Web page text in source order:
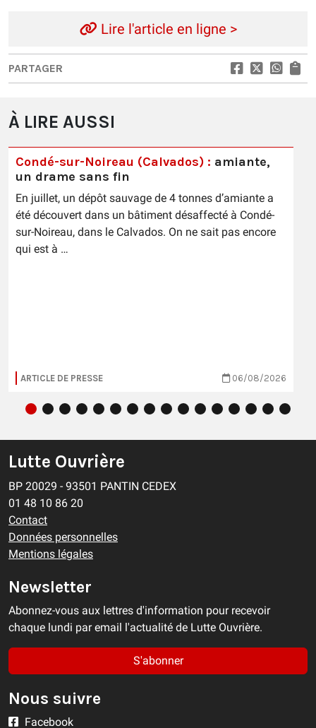
Lire l'article en ligne >
PARTAGER
À LIRE AUSSI
Condé-sur-Noireau (Calvados) : amiante,
un drame sans fin
En juillet, un dépôt sauvage de 4 tonnes d’amiante a
été découvert dans un bâtiment désaffecté à Condé-
sur-Noireau, dans le Calvados. On ne sait pas encore
qui est à …
ARTICLE DE PRESSE 06/08/2026
Lutte Ouvrière
BP 20029 - 93501 PANTIN CEDEX
01 48 10 86 20
Contact
Données personnelles
Mentions légales
Newsletter
Abonnez-vous aux lettres d'information pour recevoir
chaque lundi par email l'actualité de Lutte Ouvrière.
S'abonner
Nous suivre
Facebook